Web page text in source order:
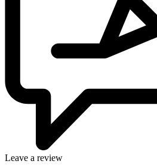
Leave a review